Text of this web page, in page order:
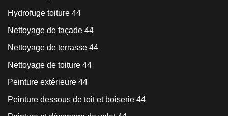
Hydrofuge toiture 44
Nettoyage de façade 44
Nettoyage de terrasse 44
Nettoyage de toiture 44
Peinture extérieure 44
Peinture dessous de toit et boiserie 44